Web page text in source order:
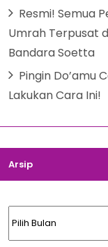
Resmi! Semua
Umrah Terpusat
Bandara Soetta
Pingin Do’amu
Lakukan Cara Ini!
Arsip
Arsip